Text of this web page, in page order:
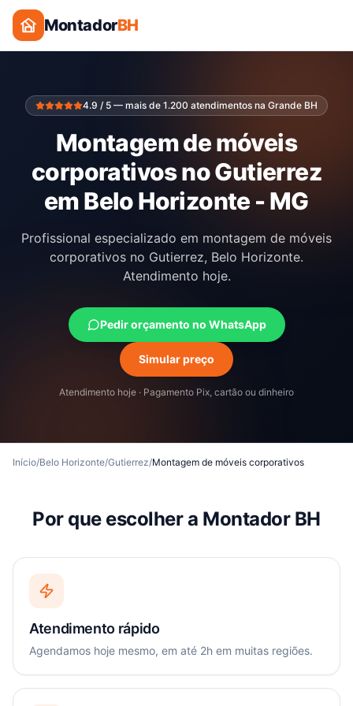
MontadorBH
4.9 / 5 — mais de 1.200 atendimentos na Grande BH
Montagem de móveis
corporativos no Gutierrez
em Belo Horizonte - MG
Profissional especializado em montagem de móveis
corporativos no Gutierrez, Belo Horizonte.
Atendimento hoje.
Pedir orçamento no WhatsApp
Simular preço
Atendimento hoje · Pagamento Pix, cartão ou dinheiro
Início/Belo Horizonte/Gutierrez/Montagem de móveis corporativos
Por que escolher a Montador BH
Atendimento rápido
Agendamos hoje mesmo, em até 2h em muitas regiões.